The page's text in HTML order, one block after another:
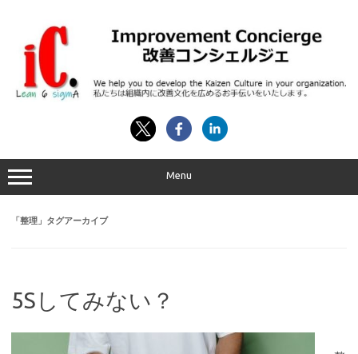
Menu
「整理 」タグアーカイブ
5Sしてみない？